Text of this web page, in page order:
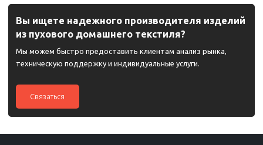
службы | Автозапчасти для Bestune
Вы ищете надежного производителя изделий
из пухового домашнего текстиля?
Мы можем быстро предоставить клиентам анализ рынка,
техническую поддержку и индивидуальные услуги.
Связаться